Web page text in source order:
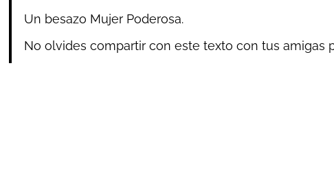
Un besazo Mujer Poderosa.
No olvides compartir con este texto con tus amigas